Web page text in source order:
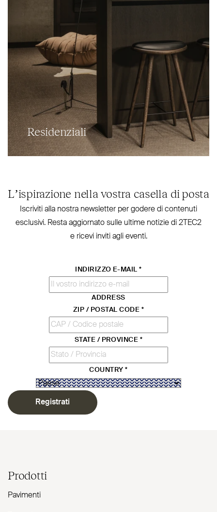
Residenziali
L’ispirazione nella vostra casella di posta
Iscriviti alla nostra new­sletter per godere di contenuti
esclusivi. Resta aggiornato sulle ultime notizie di 2TEC2
e ricevi inviti agli eventi.
INDIRIZZO E-MAIL*
ADDRESS
ZIP / POSTAL CODE *
STATE / PROVINCE *
COUNTRY*
Registrati
Prodotti
Pavimenti